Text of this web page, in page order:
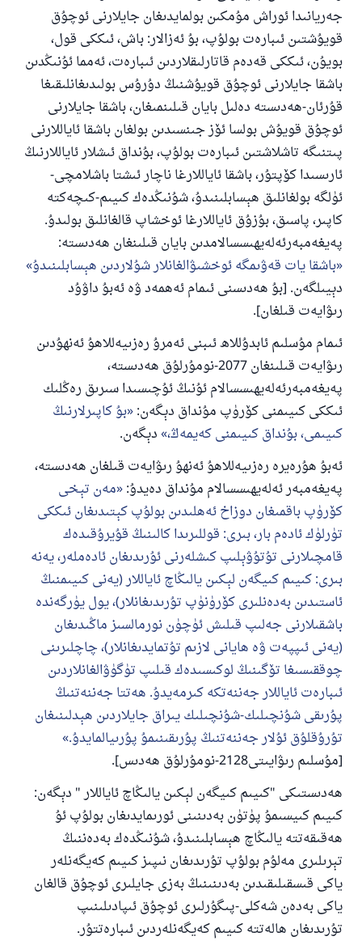
جەريانىدا ئوراش مۇمكىن بولمايدىغان جايلارنى ئوچۇق
قويۇشتىن ئىبارەت بولۇپ، بۇ ئەزالار: باش، ئىككى قول،
بويۇن، ئىككى قەدەم قاتارلىقلاردىن ئىبارەت، ئەمما ئۇنىڭدىن
باشقا جايلارنى ئوچۇق قويۇشنىڭ دۇرۇس بولىدىغانلىقىغا
قۇرئان-ھەدىستە دەلىل بايان قىلىنمىغان، باشقا جايلارنى
ئوچۇق قويۇش بولسا ئۆز جىنسىدىن بولغان باشقا ئاياللارنى
پىتنىگە تاشلاشتىن ئىبارەت بولۇپ، بۇنداق ئىشلار ئاياللارنىڭ
ئارىسىدا كۆپتۇر، باشقا ئاياللارغا ناچار ئىشتا باشلامچى-
ئۈلگە بولغانلىق ھېسابلىنىدۇ، شۇنىڭدەك كىيىم-كىچەكتە
كاپىر، پاسىق، بۇزۇق ئاياللارغا ئوخشاپ قالغانلىق بولىدۇ.
پەيغەمبەرئەلەيھىسسالامدىن بايان قىلىنغان ھەدىستە:
باشقا يات قەۋىمگە ئوخشىۋالغانلار شۇلاردىن ھېسابلىنىدۇ
دېيىلگەن. [بۇ ھەدىسنى ئىمام ئەھمەد ۋە ئەبۇ داۋۇد
رىۋايەت قىلغان].
ئىمام مۇسلىم ئابدۇللاھ ئىبنى ئەمرۇ رەزىيەللاھۇ ئەنھۇدىن
رىۋايەت قىلىنغان 2077-نومۇرلۇق ھەدىستە،
پەيغەمبەرئەلەيھىسسالام ئۇنىڭ ئۇچىسىدا سىرىق رەڭلىك
ئىككى كىيىمنى كۆرۈپ مۇنداق دېگەن: بۇ كاپىرلارنىڭ
كىيىمى، بۇنداق كىيىمنى كەيمەڭ، دېگەن.
ئەبۇ ھۇرەيرە رەزىيەللاھۇ ئەنھۇ رىۋايەت قىلغان ھەدىستە،
پەيغەمبەر ئەلەيھىسسالام مۇنداق دەيدۇ: مەن تېخى
كۆرۈپ باقمىغان دوزاخ ئەھلىدىن بولۇپ كېتىدىغان ئىككى
تۈرلۈك ئادەم بار، بىرى: قوللىرىدا كالىنىڭ قۇيرۇقىدەك
قامچىلارنى تۇتۇۋېلىپ كىشلەرنى ئۇرىدىغان ئادەملەر، يەنە
بىرى: كىيىم كىيگەن لېكىن يالىڭاچ ئاياللار (يەنى كىيىمنىڭ
ئاستىدىن بەدەنلىرى كۆرۈنۈپ تۇرىدىغانلار)، يول يۈرگەندە
باشقىلارنى جەلىپ قىلىش ئۈچۈن نورمالسىز ماڭىدىغان
(يەنى ئىپپەت ۋە ھايانى لازىم تۇتمايدىغانلار)، چاچلىرىنى
چوققىسىغا تۆگىنىڭ لوكىسىدەك قىلىپ تۈگۈۋالغانلاردىن
ئىبارەت ئاياللار جەننەتكە كىرمەيدۇ. ھەتتا جەننەتنىڭ
پۇرىقى شۇنچىلىك-شۇنچىلىك يىراق جايلاردىن ھېدلىنىغان
تۇرۇقلۇق ئۇلار جەننەتنىڭ پۇرىقىنىمۇ پۇرىيالمايدۇ.
[مۇسلىم رىۋايىتى2128-نومۇرلۇق ھەدىس].
ھەدىستىكى "كىيىم كىيگەن لېكىن يالىڭاچ ئاياللار " دېگەن:
كىيىم كىيسىمۇ پۈتۈن بەدىنىنى ئورىمايدىغان بولۇپ ئۇ
ھەقىقەتتە يالىڭاچ ھېسابلىنىدۇ، شۇنىڭدەك بەدەننىڭ
تېرىلىرى مەلۇم بولۇپ تۇرىدىغان نىپىز كىيىم كەيگەنلەر
ياكى قىسقىلىقىدىن بەدىنىنىڭ بەزى جايلىرى ئوچۇق قالغان
ياكى بەدەن شەكلى-پىگۇرلىرى ئوچۇق ئىپادىلىنىپ
تۇرىدىغان ھالەتتە كىيىم كەيگەنلەردىن ئىبارەتتۇر.
110845 - نومۇرلۇق سوئالنىڭ جاۋابى
ئائىلىنى ساقلاپ قالدى
ئۇممەتكە جاۋاپ بېرىشىمىزگە ياردەم قىلىڭ
پەيغەمبەرئەلەيھىسسالام مۇنداق دېگەن:
ياخشىلىققا باشلارپ قويغان كىشى قىلغۇچىغا
ئوخشاش ساۋاپقا ئېرىشىدۇ
مۇسلىم رىۋايەت قىلغان (1893) ھەدىس
ئىئائە